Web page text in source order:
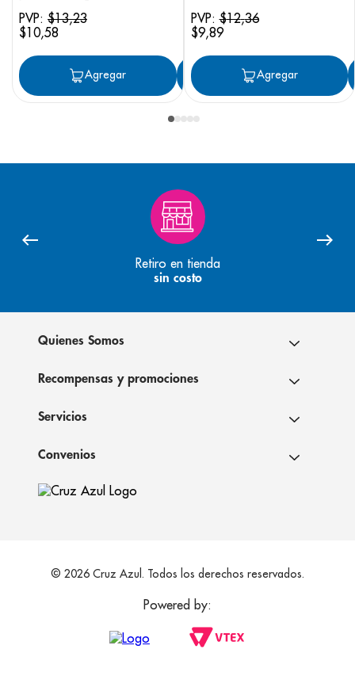
PVP: $13,23
$10,58
Agregar Agregar
PVP:$12,36
$9,89
Agregar
Retiro en tienda
sin costo
Quienes Somos
Recompensas y promociones
Servicios
Convenios
© 2026 Cruz Azul. Todos los derechos reservados.
Powered by: